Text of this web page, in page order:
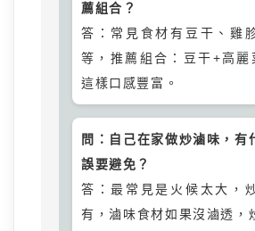
薦組合？
答：常見食材有豆干、雞
等，推薦組合：豆干+高麗
這樣口感豐富。
問：自己在家做炒滷味，有
誤要避免？
答：最常見是火候太大，
有，滷味食材如果沒滷透，